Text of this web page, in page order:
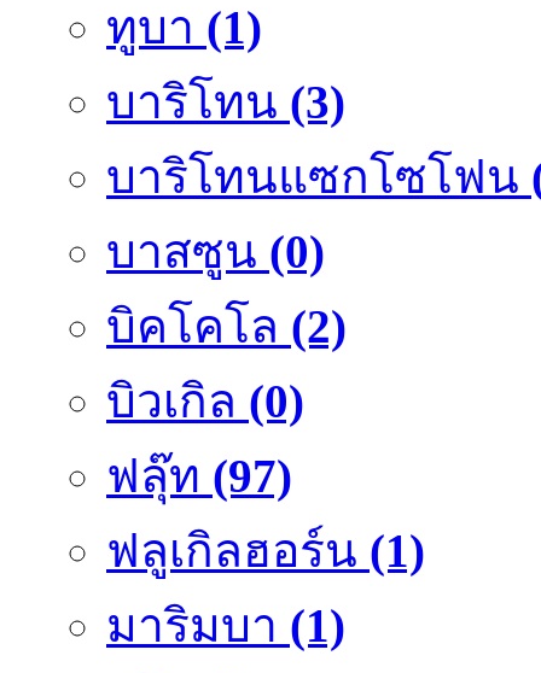
ทูบา (1)
บาริโทน (3)
บาริโทนแซกโซโฟน
บาสซูน (0)
บิคโคโล (2)
บิวเกิล (0)
ฟลุ๊ท (97)
ฟลูเกิลฮอร์น (1)
มาริมบา (1)